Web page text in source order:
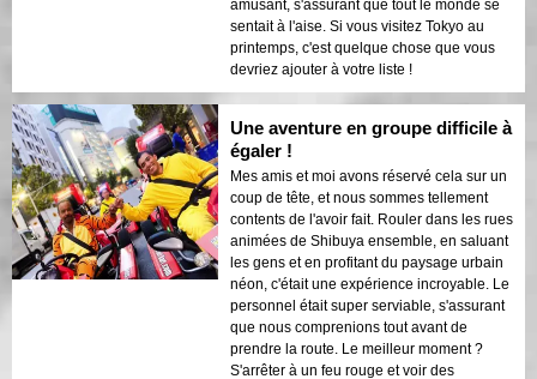
amusant, s'assurant que tout le monde se
sentait à l'aise. Si vous visitez Tokyo au
printemps, c'est quelque chose que vous
devriez ajouter à votre liste !
Une aventure en groupe difficile à
égaler !
Mes amis et moi avons réservé cela sur un
coup de tête, et nous sommes tellement
contents de l'avoir fait. Rouler dans les rues
animées de Shibuya ensemble, en saluant
les gens et en profitant du paysage urbain
néon, c'était une expérience incroyable. Le
personnel était super serviable, s'assurant
que nous comprenions tout avant de
prendre la route. Le meilleur moment ?
S'arrêter à un feu rouge et voir des